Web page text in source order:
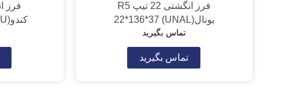
فرز انگشتی 22 تیپ R5
یونال(UNAL) 22*136*37
تماس بگیرید
تماس بگیرید
کندو(KENDU) 25*123*56